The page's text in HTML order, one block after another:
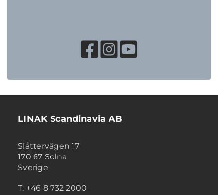
LINAK Scandinavia AB
Slåttervägen 17
170 67 Solna
Sverige
T: +46 8 732 2000